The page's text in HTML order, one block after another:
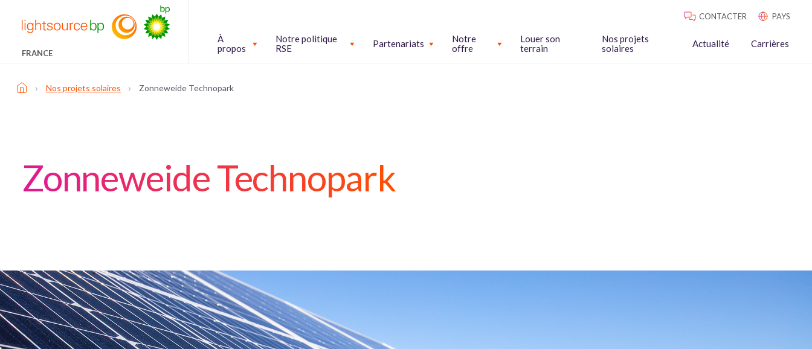
FRANCE
CONTACTER PAYS
À
propos
Notre politique
RSE
Partenariats
Notre
offre
Louer son
terrain
Nos projets
solaires
Actualité Carrières
› Nos projets solaires › Zonneweide Technopark
Zonneweide Technopark